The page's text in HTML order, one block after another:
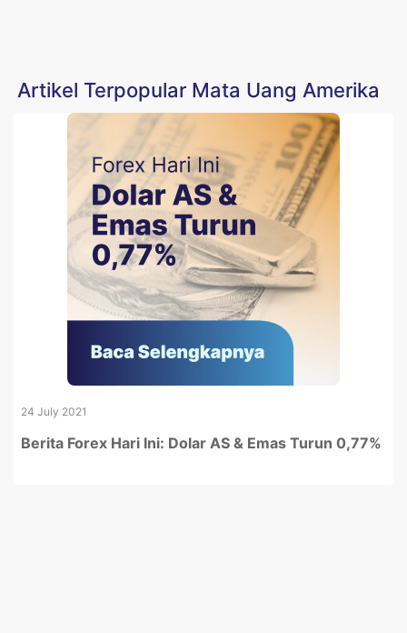
Artikel Terpopular Mata Uang Amerika
24 July 2021
Berita Forex Hari Ini: Dolar AS & Emas Turun 0,77%